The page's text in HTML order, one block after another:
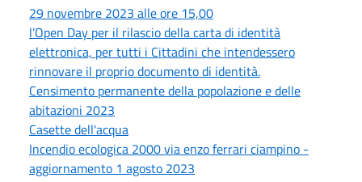
29 novembre 2023 alle ore 15,00
l’Open Day per il rilascio della carta di identità
elettronica, per tutti i Cittadini che intendessero
rinnovare il proprio documento di identità.
Censimento permanente della popolazione e delle
abitazioni 2023
Casette dell'acqua
Incendio ecologica 2000 via enzo ferrari ciampino -
aggiornamento 1 agosto 2023